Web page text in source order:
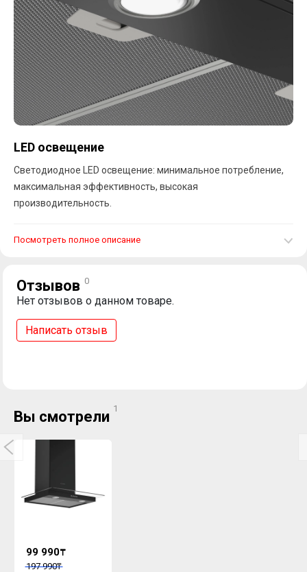
LED освещение
Светодиодное LED освещение: минимальное потребление,
максимальная эффективность, высокая
производительность.
Посмотреть полное описание
Отзывов 0
Нет отзывов о данном товаре.
Написать отзыв
Вы смотрели 1
99 990₸
197 990₸